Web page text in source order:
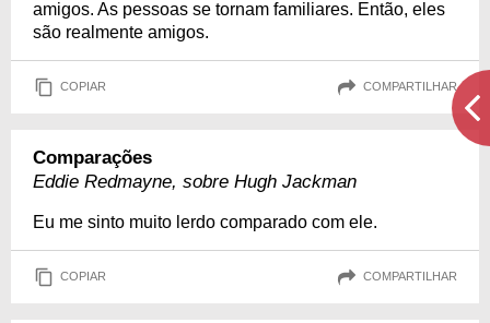
amigos. As pessoas se tornam familiares. Então, eles
são realmente amigos.
COPIAR COMPARTILHAR
Comparações
Eddie Redmayne, sobre Hugh Jackman
Eu me sinto muito lerdo comparado com ele.
COPIAR COMPARTILHAR